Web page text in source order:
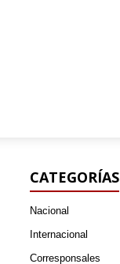
CATEGORÍAS
Nacional
Internacional
Corresponsales